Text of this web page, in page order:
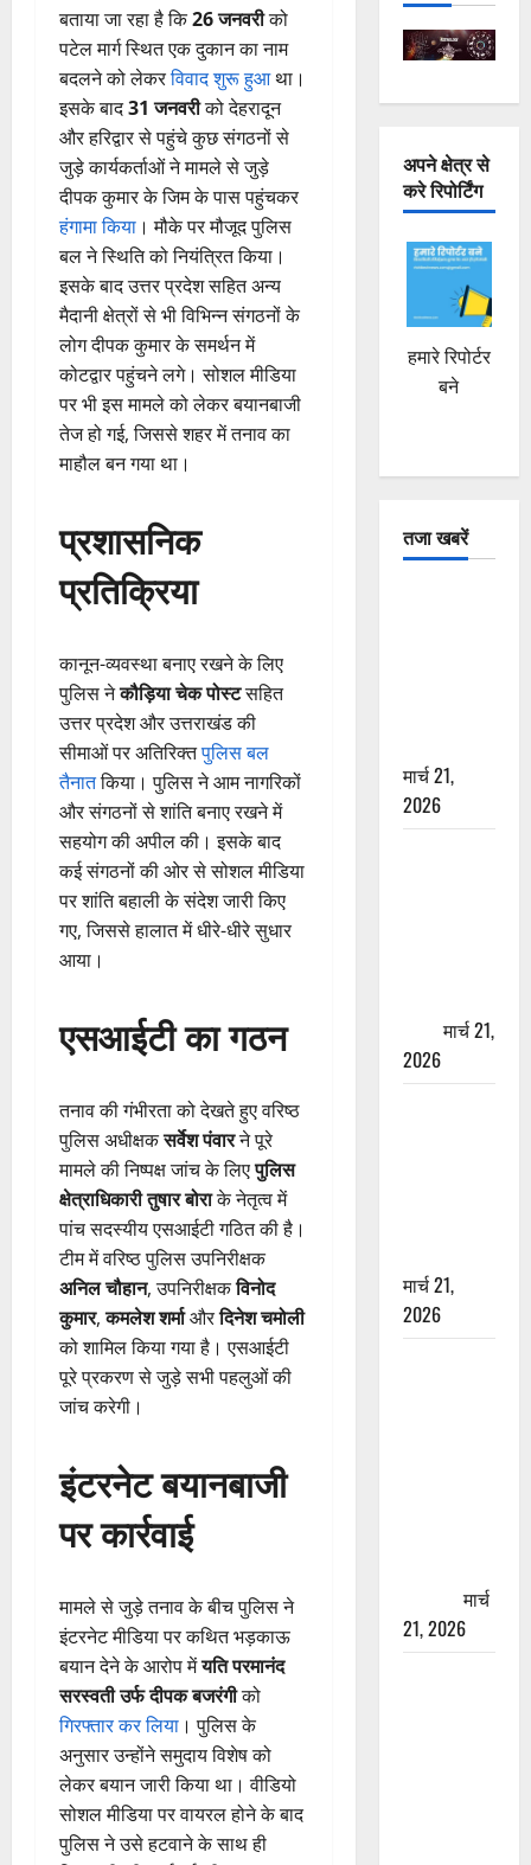
बताया जा रहा है कि26 जनवरीको
पटेल मार्ग स्थित एक दुकान का नाम
बदलने को लेकरविवाद शुरू हुआथा।
इसके बाद31 जनवरीको देहरादून
और हरिद्वार से पहुंचे कुछ संगठनों से
जुड़े कार्यकर्ताओं ने मामले से जुड़े
दीपक कुमार के जिम के पास पहुंचकर
हंगामा किया । मौके पर मौजूद पुलिस
बल ने स्थिति को नियंत्रित किया।
इसके बाद उत्तर प्रदेश सहित अन्य
मैदानी क्षेत्रों से भी विभिन्न संगठनों के
लोग दीपक कुमार के समर्थन में
कोटद्वार पहुंचने लगे। सोशल मीडिया
पर भी इस मामले को लेकर बयानबाजी
तेज हो गई, जिससे शहर में तनाव का
माहौल बन गया था।
प्रशासनिक
प्रतिक्रिया
कानून-व्यवस्था बनाए रखने के लिए
पुलिस नेकौड़िया चेक पोस्टसहित
उत्तर प्रदेश और उत्तराखंड की
सीमाओं पर अतिरिक्तपुलिस बल
तैनातकिया। पुलिस ने आम नागरिकों
और संगठनों से शांति बनाए रखने में
सहयोग की अपील की। इसके बाद
कई संगठनों की ओर से सोशल मीडिया
पर शांति बहाली के संदेश जारी किए
गए, जिससे हालात में धीरे-धीरे सुधार
आया।
एसआईटी का गठन
तनाव की गंभीरता को देखते हुए वरिष्ठ
पुलिस अधीक्षकसर्वेश पंवारने पूरे
मामले की निष्पक्ष जांच के लिएपुलिस
क्षेत्राधिकारी तुषार बोराके नेतृत्व में
पांच सदस्यीय एसआईटी गठित की है।
टीम में वरिष्ठ पुलिस उपनिरीक्षक
अनिल चौहान, उपनिरीक्षकविनोद
कुमार,कमलेश शर्माऔरदिनेश चमोली
को शामिल किया गया है। एसआईटी
पूरे प्रकरण से जुड़े सभी पहलुओं की
जांच करेगी।
इंटरनेट बयानबाजी
पर कार्रवाई
मामले से जुड़े तनाव के बीच पुलिस ने
इंटरनेट मीडिया पर कथित भड़काऊ
बयान देने के आरोप मेंयति परमानंद
सरस्वती उर्फ दीपक बजरंगीको
गिरफ्तार कर लिया । पुलिस के
अनुसार उन्होंने समुदाय विशेष को
लेकर बयान जारी किया था। वीडियो
सोशल मीडिया पर वायरल होने के बाद
पुलिस ने उसे हटवाने के साथ ही
अपने क्षेत्र से
करे रिपोर्टिंग
हमारे रिपोर्टर
बने
तजा खबरें
मार्च 21,
2026
मार्च 21,
2026
मार्च 21,
2026
मार्च
21, 2026